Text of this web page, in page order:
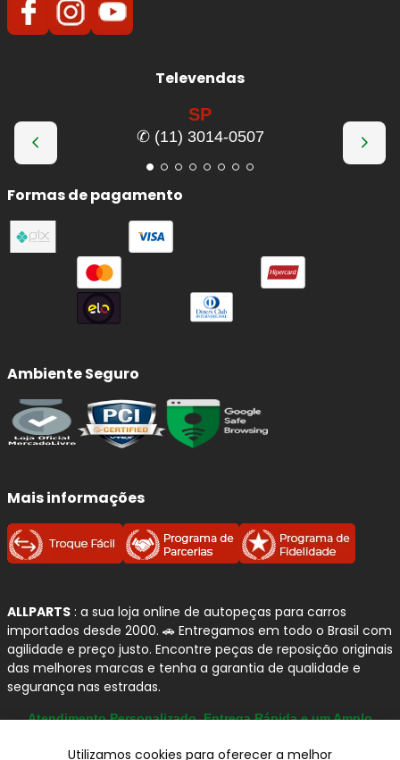
Televendas
SP
✆ (11) 3014-0507
Formas de pagamento
Ambiente Seguro
Mais informações
ALLPARTS : a sua loja online de autopeças para carros
importados desde 2000. 🚗 Entregamos em todo o Brasil com
agilidade e preço justo. Encontre peças de reposição originais
das melhores marcas e tenha a garantia de qualidade e
segurança nas estradas.
Atendimento Personalizado, Entrega Rápida e um Amplo
Utilizamos cookies para oferecer a melhor